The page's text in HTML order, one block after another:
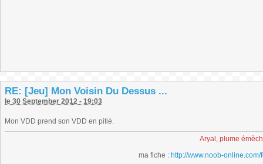
RE: [Jeu] Mon Voisin Du Dessus ...
le 30 September 2012 - 19:03
Mon VDD prend son VDD en pitié.
Aryal, plume
ma fiche : http://www.noob-